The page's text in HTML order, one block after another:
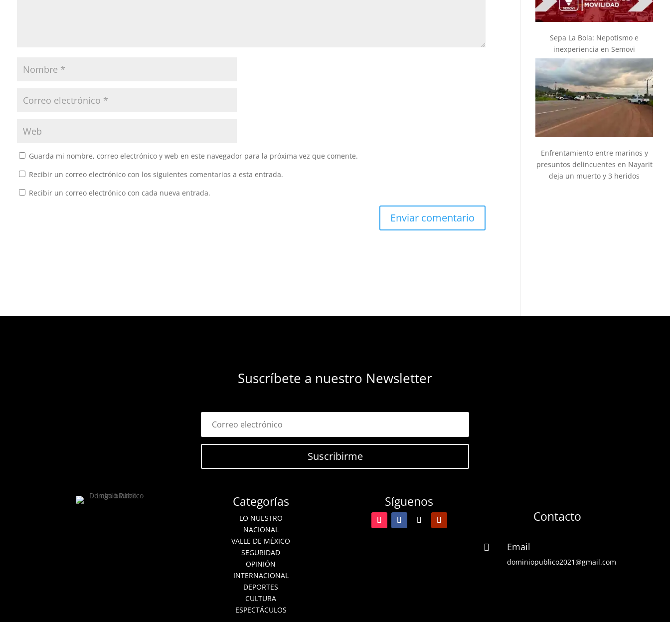
Guarda mi nombre, correo electrónico y web en este navegador para la próxima vez que comente.
Recibir un correo electrónico con los siguientes comentarios a esta entrada.
Recibir un correo electrónico con cada nueva entrada.
Sepa La Bola: Nepotismo e
inexperiencia en Semovi
Enfrentamiento entre marinos y
presuntos delincuentes en Nayarit
deja un muerto y 3 heridos
Suscríbete a nuestro Newsletter
Suscribirme
Categorías
LO NUESTRO
NACIONAL
VALLE DE MÉXICO
SEGURIDAD
OPINIÓN
INTERNACIONAL
DEPORTES
CULTURA
ESPECTÁCULOS
Síguenos
Contacto
 Email
dominiopublico2021@gmail.com